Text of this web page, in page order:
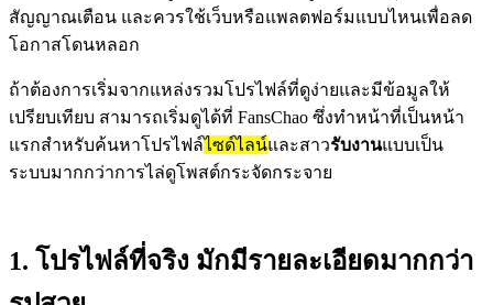
สัญญาณเตือน และควรใช้เว็บหรือแพลตฟอร์มแบบไหนเพื่อลด
โอกาสโดนหลอก
ถ้าต้องการเริ่มจากแหล่งรวมโปรไฟล์ที่ดูง่ายและมีข้อมูลให้
เปรียบเทียบ สามารถเริ่มดูได้ที่ FansChao ซึ่งทำหน้าที่เป็นหน้า
แรกสำหรับค้นหาโปรไฟล์ไซด์ไลน์และสาวรับงานแบบเป็น
ระบบมากกว่าการไล่ดูโพสต์กระจัดกระจาย
1. โปรไฟล์ที่จริง มักมีรายละเอียดมากกว่า